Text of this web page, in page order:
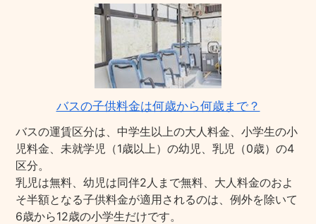
バスの子供料金は何歳から何歳まで？
バスの運賃区分は、中学生以上の大人料金、小学生の小
児料金、未就学児（1歳以上）の幼児、乳児（0歳）の4
区分。
乳児は無料、幼児は同伴2人まで無料、大人料金のおよ
そ半額となる子供料金が適用されるのは、例外を除いて
6歳から12歳の小学生だけです。